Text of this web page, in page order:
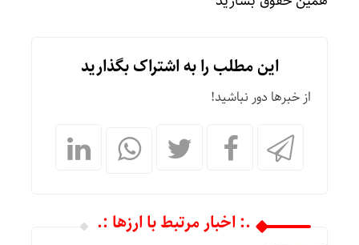
این مطلب را به اشتراک بگذارید
از خبرها دور نباشید!
.: اخبار مرتبط با ارزها :.